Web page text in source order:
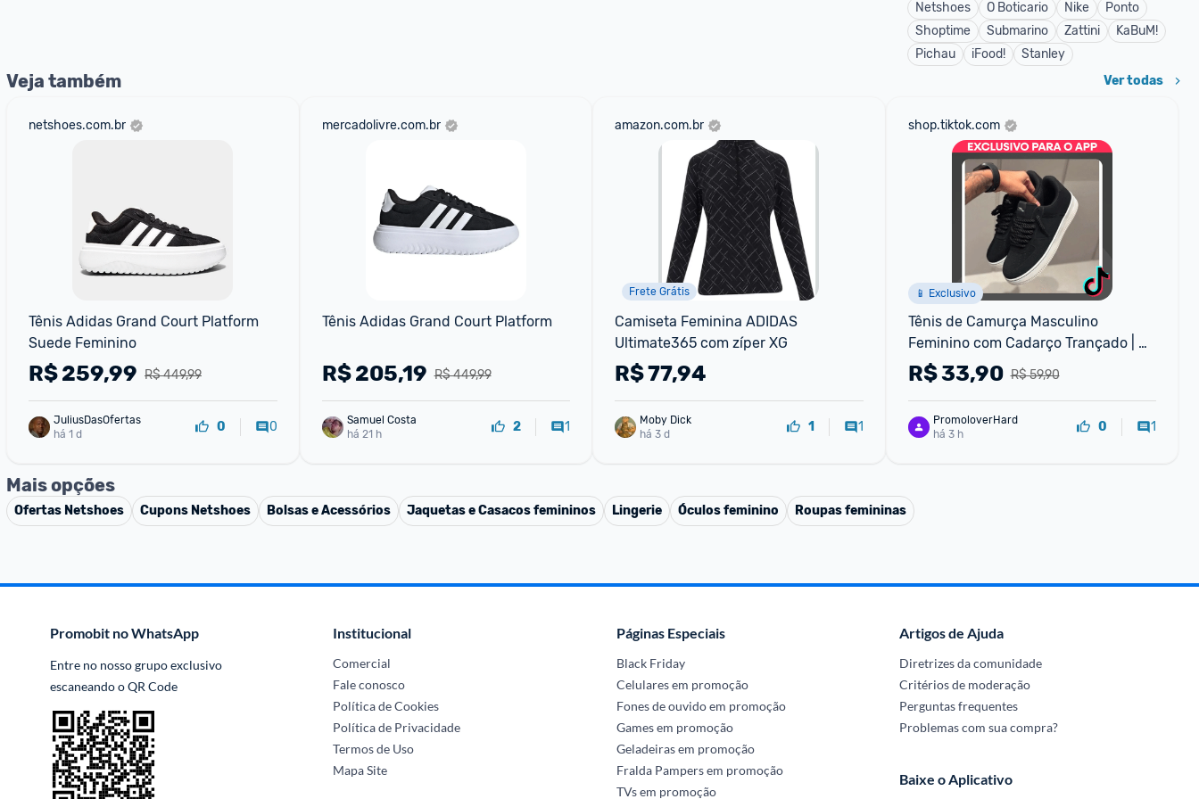
Netshoes
O Boticario Nike
Ponto
Shoptime
Submarino Zattini
KaBuM!
Pichau
iFood! Stanley
Veja também Ver todas
netshoes.com.br
Tênis Adidas Grand Court Platform
Suede Feminino
R$ 449,99
R$259,99
JuliusDasOfertas
há 1 d
0 0
mercadolivre.com.br
Tênis Adidas Grand Court Platform
R$ 449,99
R$205,19
Samuel Costa
há 21 h
2 1
amazon.com.br
Frete Grátis
Camiseta Feminina ADIDAS
Ultimate365 com zíper XG
R$77,94
Moby Dick
há 3 d
1 1
shop.tiktok.com
📱 Exclusivo
Tênis de Camurça Masculino
Feminino com Cadarço Trançado |
Envio Seguro Rápido
R$ 59,90
R$33,90
PromoloverHard
há 3 h
0 1
Mais opções
Ofertas Netshoes Cupons Netshoes Bolsas e Acessórios Jaquetas e Casacos femininos Lingerie Óculos feminino Roupas femininas
Promobit no WhatsApp
Entre no nosso grupo exclusivo
escaneando o QR Code
Institucional
Comercial
Fale conosco
Política de Cookies
Política de Privacidade
Termos de Uso
Mapa Site
Páginas Especiais
Black Friday
Celulares em promoção
Fones de ouvido em promoção
Games em promoção
Geladeiras em promoção
Fralda Pampers em promoção
TVs em promoção
Artigos de Ajuda
Diretrizes da comunidade
Critérios de moderação
Perguntas frequentes
Problemas com sua compra?
Baixe o Aplicativo